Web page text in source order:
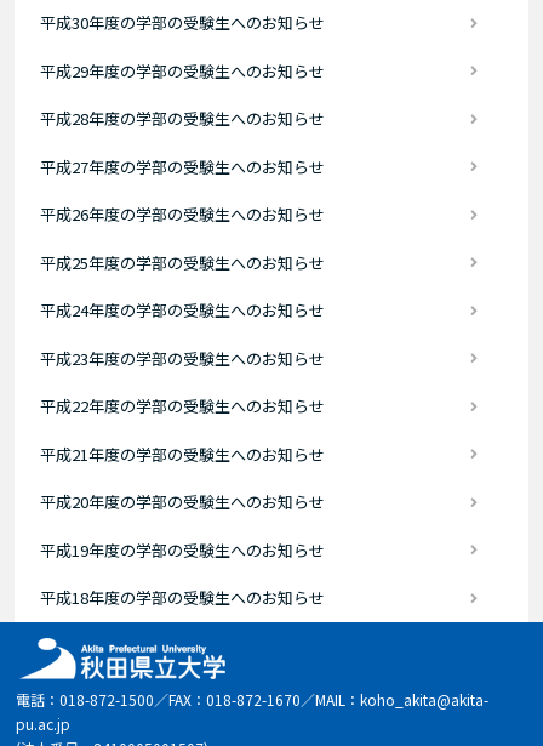
平成30年度の学部の受験生へのお知らせ
平成29年度の学部の受験生へのお知らせ
平成28年度の学部の受験生へのお知らせ
平成27年度の学部の受験生へのお知らせ
平成26年度の学部の受験生へのお知らせ
平成25年度の学部の受験生へのお知らせ
平成24年度の学部の受験生へのお知らせ
平成23年度の学部の受験生へのお知らせ
平成22年度の学部の受験生へのお知らせ
平成21年度の学部の受験生へのお知らせ
平成20年度の学部の受験生へのお知らせ
平成19年度の学部の受験生へのお知らせ
平成18年度の学部の受験生へのお知らせ
電話：018-872-1500／FAX：018-872-1670／MAIL：koho_akita@akita-
pu.ac.jp